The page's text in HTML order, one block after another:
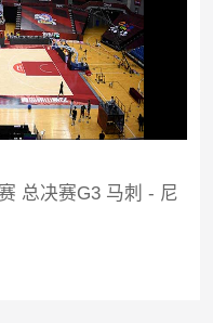
总决赛G3 马刺 - 尼